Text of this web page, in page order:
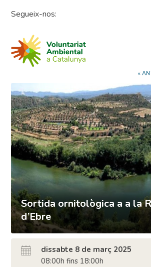
Segueix-nos:
«
Sortida ornitològica a a la
d’Ebre
dissabte 8 de març 2025
08:00h fins 18:00h